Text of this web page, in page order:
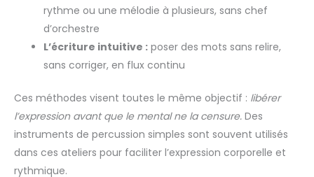
rythme ou une mélodie à plusieurs, sans chef
d’orchestre
L’écriture intuitive : poser des mots sans relire,
sans corriger, en flux continu
Ces méthodes visent toutes le même objectif : libérer
l’expression avant que le mental ne la censure. Des
instruments de percussion simples sont souvent utilisés
dans ces ateliers pour faciliter l’expression corporelle et
rythmique.